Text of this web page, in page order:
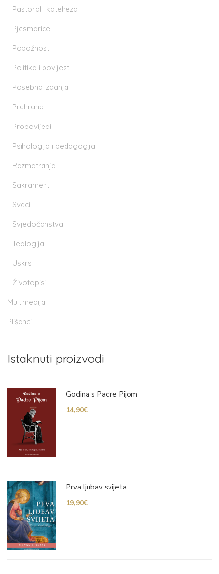
Pastoral i kateheza
Pjesmarice
Pobožnosti
Politika i povijest
Posebna izdanja
Prehrana
Propovijedi
Psihologija i pedagogija
Razmatranja
Sakramenti
Sveci
Svjedočanstva
Teologija
Uskrs
Životopisi
Multimedija
Plišanci
Istaknuti proizvodi
Godina s Padre Pijom
14,90€
Prva ljubav svijeta
19,90€